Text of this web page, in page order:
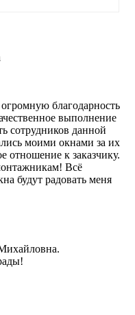
благодарность
выполнение
сотрудников данной
моими окнами за их
отношение к заказчику.
Всё
будут радовать меня